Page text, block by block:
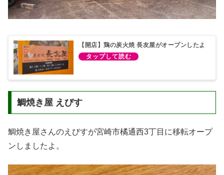
【開店】鶏の炭火焼 長友屋がオープンしたよ
鯛焼き屋 えびす
鯛焼き屋さんのえびすが宮崎市橘通西3丁目に移転オープ
ンしましたよ。